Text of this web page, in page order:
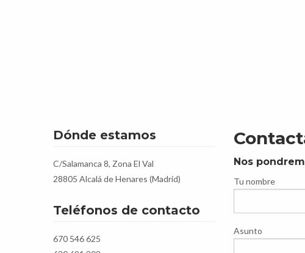
Dónde estamos
C/Salamanca 8, Zona El Val
28805 Alcalá de Henares (Madrid)
Teléfonos de contacto
670 546 625
Nos
Tu nombre
Asunto